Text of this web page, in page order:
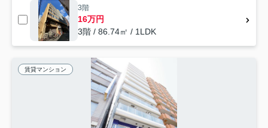
3階
16万円
3階 / 86.74㎡ / 1LDK
賃貸マンション